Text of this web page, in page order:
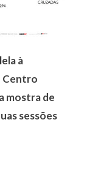
à
Centro
mostra de
sessões